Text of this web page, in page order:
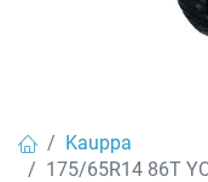
Kauppa
175/65R14 86T